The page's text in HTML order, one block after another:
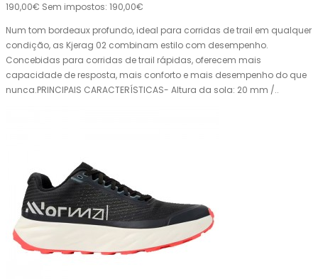
190,00€ Sem impostos: 190,00€
Num tom bordeaux profundo, ideal para corridas de trail em qualquer
condição, as Kjerag 02 combinam estilo com desempenho.
Concebidas para corridas de trail rápidas, oferecem mais
capacidade de resposta, mais conforto e mais desempenho do que
nunca.PRINCIPAIS CARACTERÍSTICAS- Altura da sola: 20 mm /..